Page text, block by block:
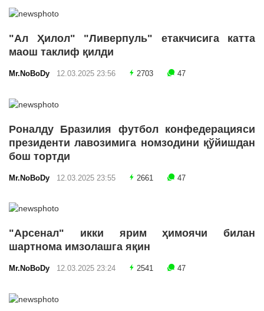
"Ал Ҳилол" "Ливерпуль" етакчисига катта
маош таклиф қилди
Mr.NoBoDy 12.03.2025 23:56 2703 47
Роналду Бразилия футбол конфедерацияси
президенти лавозимига номзодини қўйишдан
бош тортди
Mr.NoBoDy 12.03.2025 23:55 2661 47
"Арсенал" икки ярим ҳимоячи билан
шартнома имзолашга яқин
Mr.NoBoDy 12.03.2025 23:24 2541 47